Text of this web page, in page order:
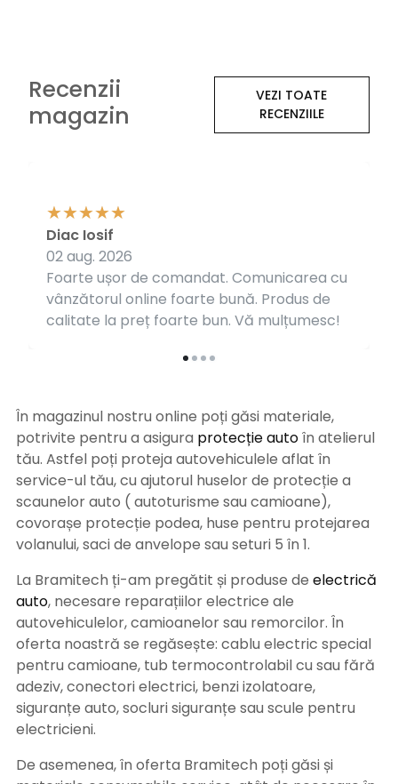
Recenzii
magazin
VEZI TOATE
RECENZIILE
Foarte ușor de comandat. Comunicarea cu
vânzătorul online foarte bună. Produs de
calitate la preț foarte bun. Vă mulțumesc!
Diac Iosif
02 aug. 2026
În magazinul nostru online poți găsi materiale,
potrivite pentru a asigura protecție autoîn atelierul
tău. Astfel poți proteja autovehiculele aflat în
service-ul tău, cu ajutorul huselor de protecție a
scaunelor auto ( autoturisme sau camioane),
covorașe protecție podea, huse pentru protejarea
volanului, saci de anvelope sau seturi 5 în 1.
La Bramitech ți-am pregătit și produse de electrică
auto, necesare reparațiilor electrice ale
autovehiculelor, camioanelor sau remorcilor. În
oferta noastră se regăsește: cablu electric special
pentru camioane, tub termocontrolabil cu sau fără
adeziv, conectori electrici, benzi izolatoare,
siguranțe auto, socluri siguranțe sau scule pentru
electricieni.
De asemenea, în oferta Bramitech poți găsi și